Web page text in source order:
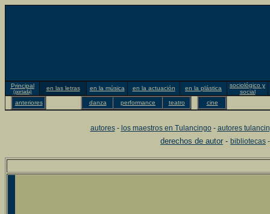
Principal
(portada)
en las letras en la música en la actuación en la plástica
sociológico y
social
anteriores
danza performance teatro cine
autores- los maestros en Tulancingo- autores
derechos de autor - bibliotecas